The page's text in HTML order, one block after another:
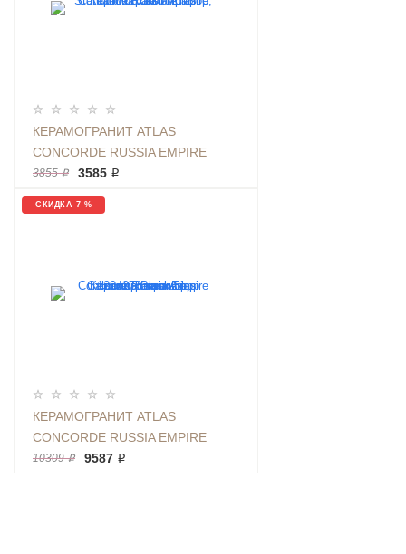
КЕРАМОГРАНИТ ATLAS
CONCORDE RUSSIA EMPIRE
STATUARIO 60X120 МРАМОР,
МАТОВЫЙ
3855 ₽ 3585 ₽
СКИДКА 7 %
КЕРАМОГРАНИТ ATLAS
CONCORDE RUSSIA EMPIRE
CALACATTA BLACK LAPP 120X278
10309 ₽ 9587 ₽